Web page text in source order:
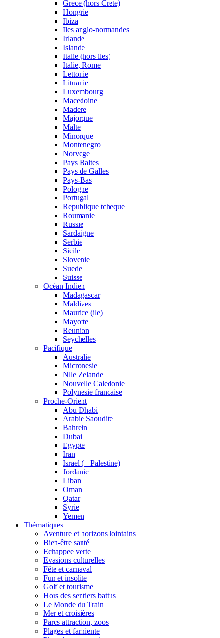
Grece (hors Crete)
Hongrie
Ibiza
Iles anglo-normandes
Irlande
Islande
Italie (hors iles)
Italie, Rome
Lettonie
Lituanie
Luxembourg
Macedoine
Madere
Majorque
Malte
Minorque
Montenegro
Norvege
Pays Baltes
Pays de Galles
Pays-Bas
Pologne
Portugal
Republique tcheque
Roumanie
Russie
Sardaigne
Serbie
Sicile
Slovenie
Suede
Suisse
Océan Indien
Madagascar
Maldives
Maurice (ile)
Mayotte
Reunion
Seychelles
Pacifique
Australie
Micronesie
Nlle Zelande
Nouvelle Caledonie
Polynesie francaise
Proche-Orient
Abu Dhabi
Arabie Saoudite
Bahrein
Dubai
Egypte
Iran
Israel (+ Palestine)
Jordanie
Liban
Oman
Qatar
Syrie
Yemen
Thématiques
Aventure et horizons lointains
Bien-être santé
Echappee verte
Evasions culturelles
Fête et carnaval
Fun et insolite
Golf et tourisme
Hors des sentiers battus
Le Monde du Train
Mer et croisières
Parcs attraction, zoos
Plages et farniente